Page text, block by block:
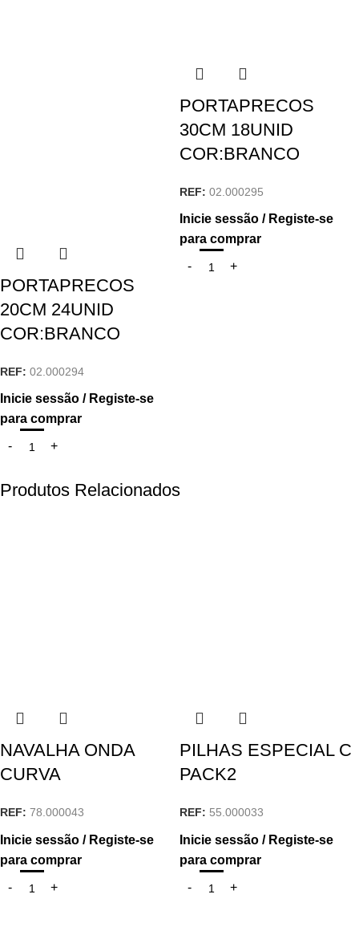
PORTAPRECOS
20CM 24UNID
COR:BRANCO
REF: 02.000294
Inicie sessão / Registe-se
para comprar
PORTAPRECOS
30CM 18UNID
COR:BRANCO
REF: 02.000295
Inicie sessão / Registe-se
para comprar
Produtos Relacionados
NAVALHA ONDA
CURVA
REF: 78.000043
Inicie sessão / Registe-se
para comprar
PILHAS ESPECIAL C
PACK2
REF: 55.000033
Inicie sessão / Registe-se
para comprar